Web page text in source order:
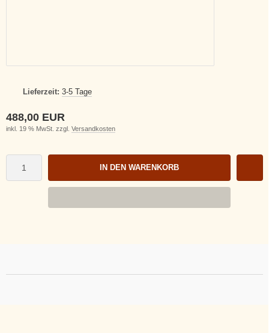
Lieferzeit: 3-5 Tage
488,00 EUR
inkl. 19 % MwSt. zzgl. Versandkosten
IN DEN WARENKORB